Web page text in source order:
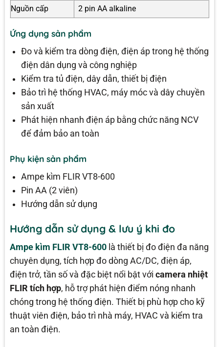
Nguồn cấp
2 pin AA alkaline
Ứng dụng sản phẩm
Đo và kiểm tra dòng điện, điện áp trong hệ thống
điện dân dụng và công nghiệp
Kiểm tra tủ điện, dây dẫn, thiết bị điện
Bảo trì hệ thống HVAC, máy móc và dây chuyền
sản xuất
Phát hiện nhanh điện áp bằng chức năng NCV
để đảm bảo an toàn
Phụ kiện sản phẩm
Ampe kìm FLIR VT8-600
Pin AA (2 viên)
Hướng dẫn sử dụng
Hướng dẫn sử dụng & lưu ý khi đo
Ampe kìm FLIR VT8-600là thiết bị đo điện đa năng
chuyên dụng, tích hợp đo dòng AC/DC, điện áp,
điện trở, tần số và đặc biệt nổi bật với camera nhiệt
FLIR tích hợp, hỗ trợ phát hiện điểm nóng nhanh
chóng trong hệ thống điện. Thiết bị phù hợp cho kỹ
thuật viên điện, bảo trì nhà máy, HVAC và kiểm tra
an toàn điện.